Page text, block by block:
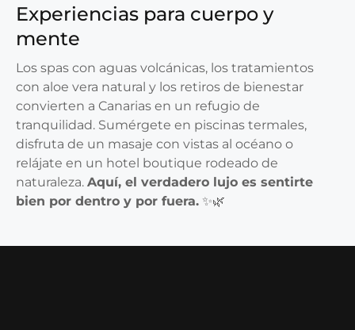
Experiencias para cuerpo y
mente
Los spas con aguas volcánicas, los tratamientos
con aloe vera natural y los retiros de bienestar
convierten a Canarias en un refugio de
tranquilidad. Sumérgete en piscinas termales,
disfruta de un masaje con vistas al océano o
relájate en un hotel boutique rodeado de
naturaleza. Aquí, el verdadero lujo es sentirte
bien por dentro y por fuera. ✨🌿